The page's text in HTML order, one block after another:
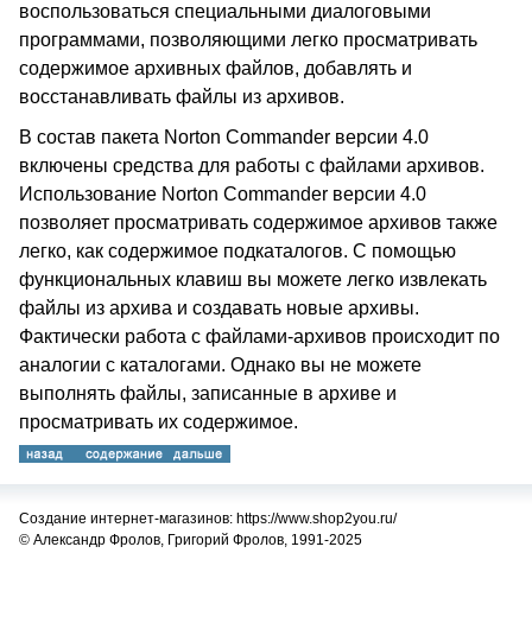
воспользоваться специальными диалоговыми
программами, позволяющими легко просматривать
содержимое архивных файлов, добавлять и
восстанавливать файлы из архивов.
В состав пакета Norton Commander версии 4.0
включены средства для работы с файлами архивов.
Использование Norton Commander версии 4.0
позволяет просматривать содержимое архивов также
легко, как содержимое подкаталогов. С помощью
функциональных клавиш вы можете легко извлекать
файлы из архива и создавать новые архивы.
Фактически работа с файлами-архивов происходит по
аналогии с каталогами. Однако вы не можете
выполнять файлы, записанные в архиве и
просматривать их содержимое.
Создание интернет-магазинов: https://www.shop2you.ru/
© Александр Фролов, Григорий Фролов, 1991-2025